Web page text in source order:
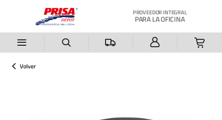
PROVEEDOR INTEGRAL
PARA LA OFICINA
Volver